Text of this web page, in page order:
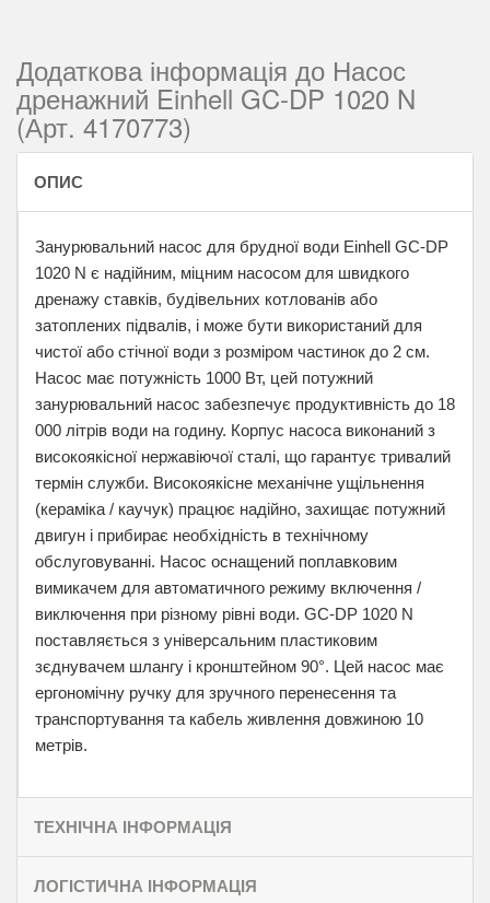
Додаткова інформація до Насос
дренажний Einhell GC-DP 1020 N
(Арт. 4170773)
ОПИС
Занурювальний насос для брудної води Einhell GC-DP
1020 N є надійним, міцним насосом для швидкого
дренажу ставків, будівельних котлованів або
затоплених підвалів, і може бути використаний для
чистої або стічної води з розміром частинок до 2 см.
Насос має потужність 1000 Вт, цей потужний
занурювальний насос забезпечує продуктивність до 18
000 літрів води на годину. Корпус насоса виконаний з
високоякісної нержавіючої сталі, що гарантує тривалий
термін служби. Високоякісне механічне ущільнення
(кераміка / каучук) працює надійно, захищає потужний
двигун і прибирає необхідність в технічному
обслуговуванні. Насос оснащений поплавковим
вимикачем для автоматичного режиму включення /
виключення при різному рівні води. GC-DP 1020 N
поставляється з універсальним пластиковим
зєднувачем шлангу і кронштейном 90°. Цей насос має
ергономічну ручку для зручного перенесення та
транспортування та кабель живлення довжиною 10
метрів.
ТЕХНІЧНА ІНФОРМАЦІЯ
ЛОГІСТИЧНА ІНФОРМАЦІЯ